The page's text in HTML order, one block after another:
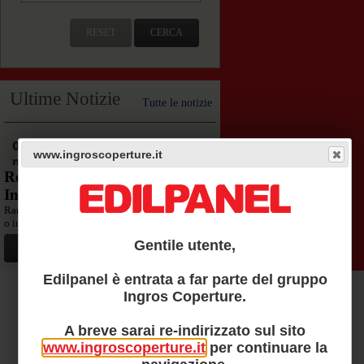
RESET CERCA
Ultime Notizie Tutte le notizie
04
mar
Recupero di un Fabbricato
Industriale nel Torinese.
Rammarica vedere spazi industriali abbandonati
o in cattivo stato...
AREA TECNICA
Questa sezione è completamente dedicata al mondo
www.ingroscoperture.it
Gentile utente,
Edilpanel è entrata a far parte del gruppo
Ingros Coperture.
A breve sarai re-indirizzato sul sito
www.ingroscoperture.itper continuare la